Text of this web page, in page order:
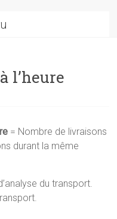
l’heure
= Nombre de livraisons
durant la même
du transport.